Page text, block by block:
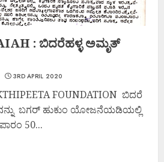
: ಬಿದರೆಹಳ್ಳ ಅಮೃತ್
3RD APRIL 2020
FOUNDATION ಬಿದರೆ
ಬಗರ್ ಹುಕುಂ ಯೋಜನೆಯಡಿಯಲ್ಲಿ
50...